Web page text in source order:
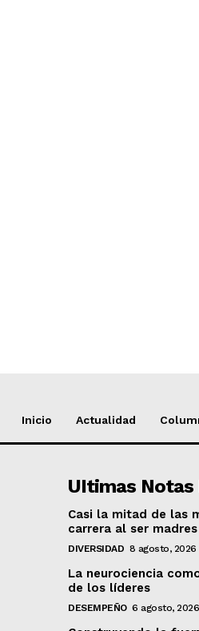
Inicio Actualidad
UItimas Notas
Casi la mitad de las
carrera al ser madres
DIVERSIDAD 8 agosto, 2026
La neurociencia
de los líderes
DESEMPEÑO 6 agosto, 2026